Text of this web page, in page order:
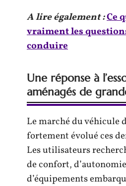
A lire également :Ce
vraiment les
conduire
Une réponse à
aménagés de
Le marché du véhicule
fortement évolué ces
Les utilisateurs
de confort,
d’équipements